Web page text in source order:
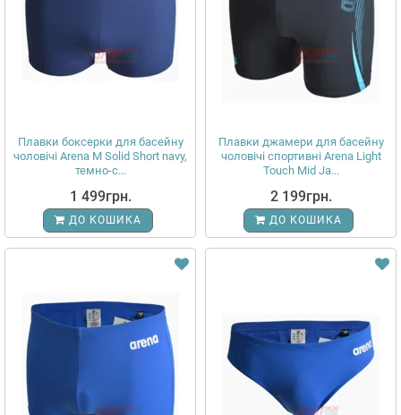
Плавки боксерки для басейну
чоловічі Arena M Solid Short navy,
темно-с...
1 499грн.
ДО КОШИКА
Плавки джамери для басейну
чоловічі спортивні Arena Light
Touch Mid Ja...
2 199грн.
ДО КОШИКА